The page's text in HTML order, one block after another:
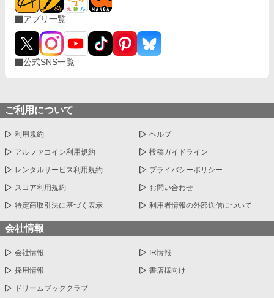
アプリ一覧
公式SNS一覧
ご利用について
利用規約 ヘルプ
アルファコイン利用規約 投稿ガイドライン
レンタルサービス利用規約 プライバシーポリシー
スコア利用規約 お問い合わせ
特定商取引法に基づく表示 利用者情報の外部送信について
会社情報
会社情報 IR情報
採用情報 書店様向け
ドリームブッククラブ